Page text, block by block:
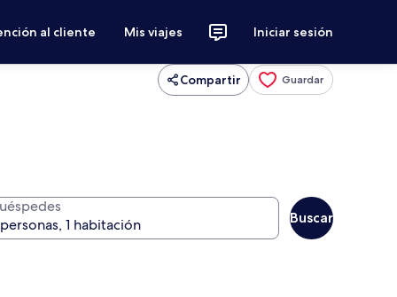
al cliente Mis viajes Iniciar sesión
Compartir Guardar
Buscar